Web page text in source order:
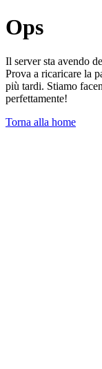
Ops
Il server sta avendo
Prova a ricaricare la
più tardi. Stiamo
perfettamente!
Torna alla home